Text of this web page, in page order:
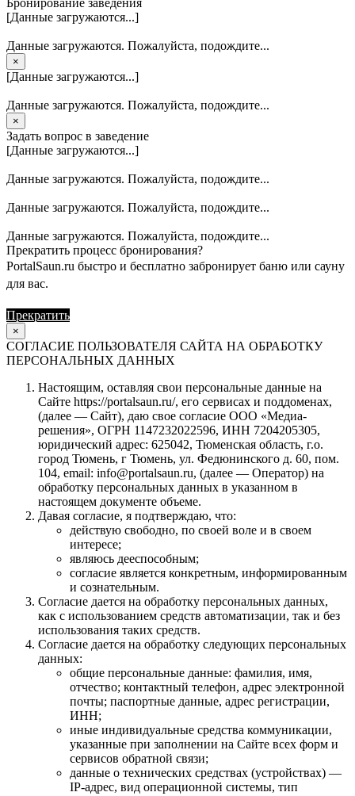
[Данные загружаются...]
Данные загружаются. Пожалуйста, подождите...
×
[Данные загружаются...]
Данные загружаются. Пожалуйста, подождите...
×
Задать вопрос в заведение
[Данные загружаются...]
Данные загружаются. Пожалуйста, подождите...
Данные загружаются. Пожалуйста, подождите...
Данные загружаются. Пожалуйста, подождите...
Прекратить процесс бронирования?
PortalSaun.ru быстро и бесплатно забронирует баню или сауну
для вас.
Прекратить
×
СОГЛАСИЕ ПОЛЬЗОВАТЕЛЯ САЙТА НА ОБРАБОТКУ
ПЕРСОНАЛЬНЫХ ДАННЫХ
Настоящим, оставляя свои персональные данные на
Сайте https://portalsaun.ru/, его сервисах и поддоменах,
(далее — Сайт), даю свое согласие ООО «Медиа-
решения», ОГРН 1147232022596, ИНН 7204205305,
юридический адрес: 625042, Тюменская область, г.о.
город Тюмень, г Тюмень, ул. Федюнинского д. 60, пом.
104, email: info@portalsaun.ru, (далее — Оператор) на
обработку персональных данных в указанном в
настоящем документе объеме.
Давая согласие, я подтверждаю, что:
действую свободно, по своей воле и в своем
интересе;
являюсь дееспособным;
согласие является конкретным, информированным
и сознательным.
Согласие дается на обработку персональных данных,
как с использованием средств автоматизации, так и без
использования таких средств.
Согласие дается на обработку следующих персональных
данных:
общие персональные данные: фамилия, имя,
отчество; контактный телефон, адрес электронной
почты; паспортные данные, адрес регистрации,
ИНН;
иные индивидуальные средства коммуникации,
указанные при заполнении на Сайте всех форм и
сервисов обратной связи;
данные о технических средствах (устройствах) —
IP-адрес, вид операционной системы, тип